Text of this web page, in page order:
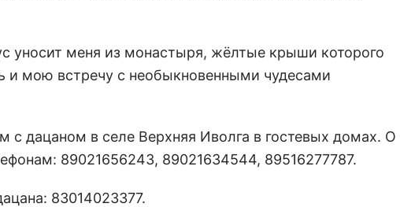
уносит меня из монастыря, жёлтые крыши которого
и мою встречу с необыкновенными чудесами
с дацаном в селе Верхняя Иволга в гостевых домах. О
89021656243, 89021634544, 89516277787.
83014023377.